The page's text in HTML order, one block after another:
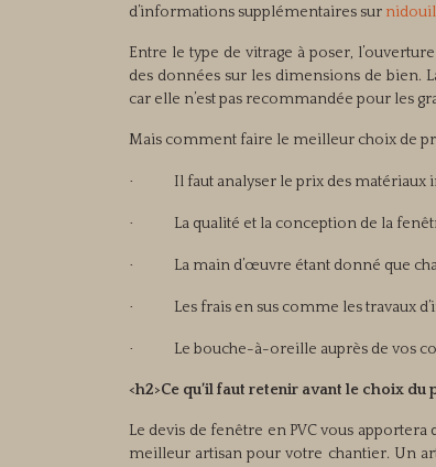
d’informations supplémentaires sur
Entre le type de vitrage à poser,
des données sur les dimensions de bien.
car elle n’est pas recommandée pour les
Mais comment faire le meilleur choix de
· Il faut analyser le prix des matériaux
· La qualité et la conception de la
· La main d’œuvre étant donné que
· Les frais en sus comme les travaux
· Le bouche-à-oreille auprès de vos
<h2>Ce qu’il faut retenir avant le choix du
Le devis de fenêtre en PVC vous
meilleur artisan pour votre chantier. Un